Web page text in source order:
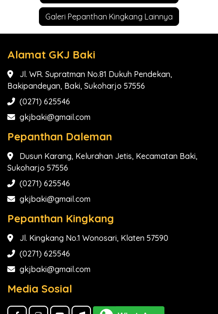
Galeri Pepanthan Kingkang Lainnya
Alamat GKJ Baki
Jl. WR. Supratman No.81 Dukuh Pendekan,
Bakipandeyan, Baki, Sukoharjo 57556
(0271) 625546
gkjbaki@gmail.com
Pepanthan Daleman
Dusun Karang, Kelurahan Jetis, Kecamatan Baki,
Sukoharjo 57556
(0271) 625546
gkjbaki@gmail.com
Pepanthan Kingkang
Jl. Kingkang No.1 Wonosari, Klaten 57590
(0271) 625546
gkjbaki@gmail.com
Media Sosial